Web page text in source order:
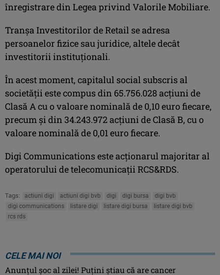
înregistrare din Legea privind Valorile Mobiliare.
Tranşa Investitorilor de Retail se adresa
persoanelor fizice sau juridice, altele decât
investitorii instituţionali.
În acest moment, capitalul social subscris al
societăţii este compus din 65.756.028 acţiuni de
Clasă A cu o valoare nominală de 0,10 euro fiecare,
precum şi din 34.243.972 acţiuni de Clasă B, cu o
valoare nominală de 0,01 euro fiecare.
Digi Communications este acţionarul majoritar al
operatorului de telecomunicaţii RCS&RDS.
Tags: actiuni digi actiuni digi bvb digi digi bursa
digi bvb
digi communications
listare digi listare digi bursa
listare digi bvb
rcs rds
CELE MAI NOI
Anunţul şoc al zilei! Puţini ştiau că are cancer